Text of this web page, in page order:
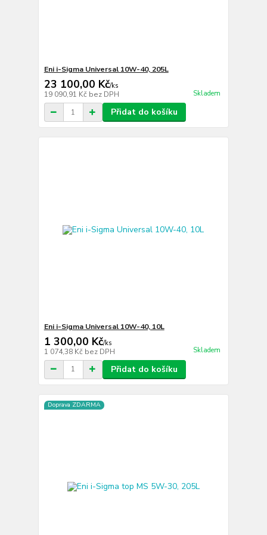
Eni i-Sigma Universal 10W-40, 205L
23 100,00 Kč/ks
19 090,91 Kč bez DPH Skladem
Přidat do košíku
Eni i-Sigma Universal 10W-40, 10L
1 300,00 Kč/ks
1 074,38 Kč bez DPH Skladem
Přidat do košíku
Doprava ZDARMA